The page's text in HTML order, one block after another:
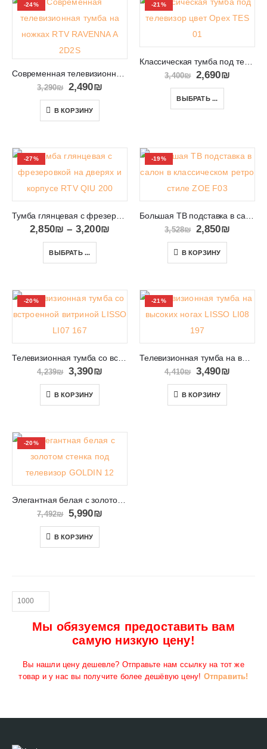
-24%
3,290₪ 2,490₪
В КОРЗИНУ
-21%
Классическая тумба под телевизор в Израиле TES 01
3,400₪ 2,690₪
ВЫБРАТЬ ...
-27%
Тумба глянцевая с фрезеровкой на дверях и корпусе RTV QIU 200
2,850₪ – 3,200₪
ВЫБРАТЬ ...
-19%
3,528₪ 2,850₪
В КОРЗИНУ
-20%
Телевизионная тумба со встроенной витриной LISSO LI07 167
4,239₪ 3,390₪
В КОРЗИНУ
-21%
Телевизионная тумба на высоких ногах LISSO LI08 197
4,410₪ 3,490₪
В КОРЗИНУ
-20%
Элегантная белая с золотом стенка под телевизор GOLDIN 12
7,492₪ 5,990₪
В КОРЗИНУ
Мы обязуемся предоставить вам
самую низкую цену!
Вы нашли цену дешевле? Отправьте нам ссылку на тот же
товар и у нас вы получите более дешёвую цену! Отправить!